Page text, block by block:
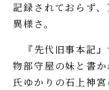
記録されておらず
異様さ。
『先代旧事本記』
物部守屋の妹と書
氏ゆかりの石上神